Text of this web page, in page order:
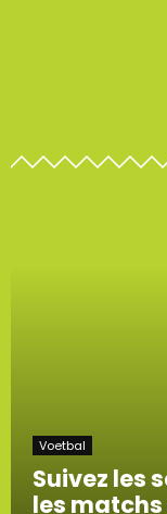
Voetbal
Suivez les
les